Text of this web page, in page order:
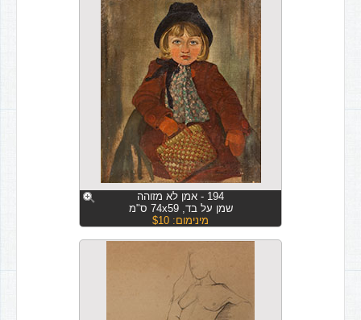
194 - אמן לא מזוהה
שמן על בד, 74x59 ס"מ
מינימום: $10